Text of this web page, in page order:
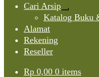
Cari Arsip
Expand
child
Katalog Buku
Alamat
Rekening
Reseller
Rp 0,00 0 items